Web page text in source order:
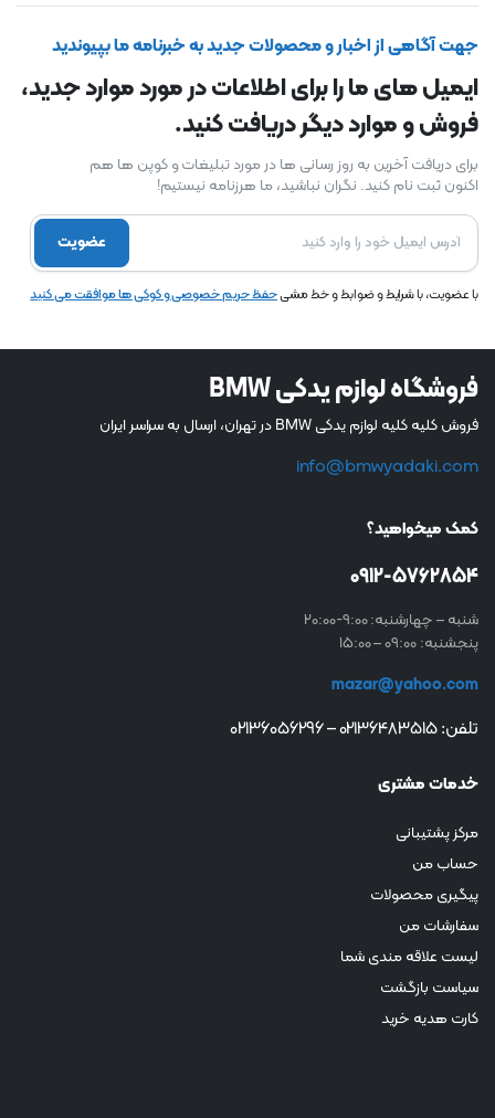
جهت آگاهی از اخبار و محصولات جدید به خبرنامه ما بپیوندید
ایمیل های ما را برای اطلاعات در مورد موارد جدید،
فروش و موارد دیگر دریافت کنید.
برای دریافت آخرین به روز رسانی ها در مورد تبلیغات و کوپن ها هم
اکنون ثبت نام کنید. نگران نباشید، ما هرزنامه نیستیم!
عضویت
با عضویت، با شرایط و ضوابط و خط مشیحفظ حریم خصوصی و کوکی ها موافقت می کنید
فروشگاه لوازم یدکی BMW
فروش کلیه کلیه لوازم یدکی BMW در تهران، ارسال به سراسر ایران
info@bmwyadaki.com
کمک میخواهید؟
0912-5762854
شنبه – چهارشنبه: 9:00-20:00
پنجشنبه: 09:00 – 15:00
mazar@yahoo.com
تلفن: 02136483515 – 02136056296
خدمات مشتری
مرکز پشتیبانی
حساب من
پیگیری محصولات
سفارشات من
لیست علاقه مندی شما
سیاست بازگشت
کارت هدیه خرید